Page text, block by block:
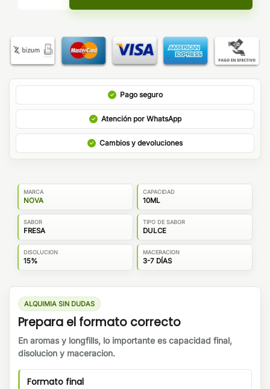
Pago seguro
Atención por WhatsApp
Cambios y devoluciones
MARCA
NOVA
CAPACIDAD
10ML
SABOR
FRESA
TIPO DE SABOR
DULCE
DISOLUCION
15%
MACERACION
3-7 DÍAS
ALQUIMIA SIN DUDAS
Prepara el formato correcto
En aromas y longfills, lo importante es capacidad final,
disolucion y maceracion.
Formato final